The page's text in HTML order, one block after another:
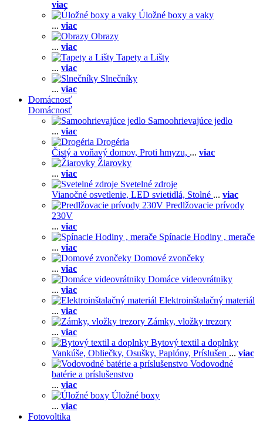
viac
Úložné boxy a vaky
... viac
Obrazy
... viac
Tapety a Lišty
... viac
Slnečníky
... viac
Domácnosť
Domácnosť
Samoohrievajúce jedlo
... viac
Drogéria
Čistý a voňavý domov, Proti hmyzu, ... viac
Žiarovky
... viac
Svetelné zdroje
Vianočné osvetlenie, LED svietidlá, Stolné ... viac
Predlžovacie prívody
230V
... viac
Spínacie Hodiny , merače
... viac
Domové zvončeky
... viac
Domáce videovrátniky
... viac
Elektroinštalačný materiál
... viac
Zámky, vložky trezory
... viac
Bytový textil a doplnky
Vankúše, Obliečky, Osušky, Paplóny, Príslušen ... viac
Vodovodné
batérie a príslušenstvo
... viac
Úložné boxy
... viac
Fotovoltika